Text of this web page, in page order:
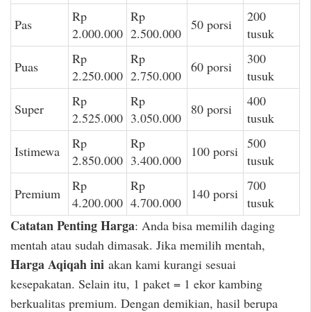
Pas
Rp
2.000.000
Rp
2.500.000
50 porsi
200
tusuk
Puas
Rp
2.250.000
Rp
2.750.000
60 porsi
300
tusuk
Super
Rp
2.525.000
Rp
3.050.000
80 porsi
400
tusuk
Istimewa
Rp
2.850.000
Rp
3.400.000
100 porsi 500
tusuk
Premium
Rp
4.200.000
Rp
4.700.000
140 porsi 700
tusuk
Catatan Penting Harga: Anda bisa memilih daging
mentah atau sudah dimasak. Jika memilih mentah,
Harga Aqiqah ini akan kami kurangi sesuai
kesepakatan. Selain itu, 1 paket = 1 ekor kambing
berkualitas premium. Dengan demikian, hasil berupa